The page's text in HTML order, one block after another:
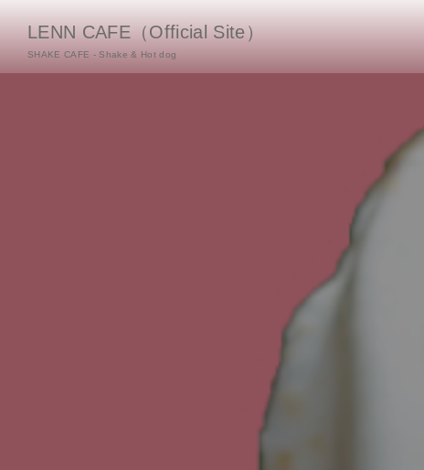
LENN CAFE（Official Site）
SHAKE CAFE - Shake & Hot dog